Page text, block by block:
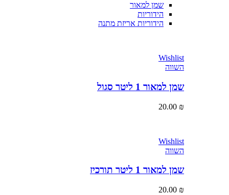
שמן למאור
הידוריות
הידוריות אריזת מתנה
Wishlist
שמן למאור 1 ליטר סגול
20.00
Wishlist
שמן למאור 1 ליטר תורכיז
20.00